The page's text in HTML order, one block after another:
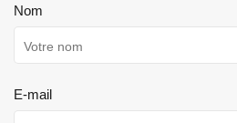
Nom
E-mail